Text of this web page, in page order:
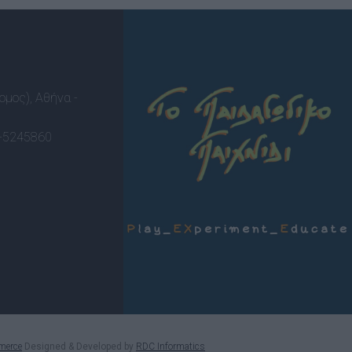
Αθήνα -
5245860
Designed & Developed by RDC Informatics